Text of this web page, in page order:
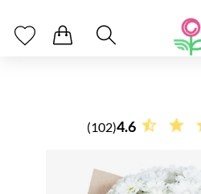
4.6
(102)